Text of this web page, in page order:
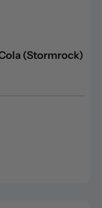
(Stormrock)